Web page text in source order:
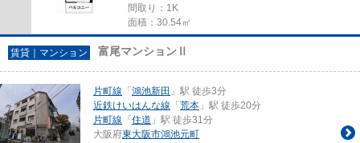
間取り：1K
面積：30.54㎡
賃貸｜マンション 富尾マンションⅡ
片町線 「 鴻池新田 」駅 徒歩3分
近鉄けいはんな線 「 荒本 」駅 徒歩20分
片町線 「 住道 」駅 徒歩31分
大阪府東大阪市鴻池元町